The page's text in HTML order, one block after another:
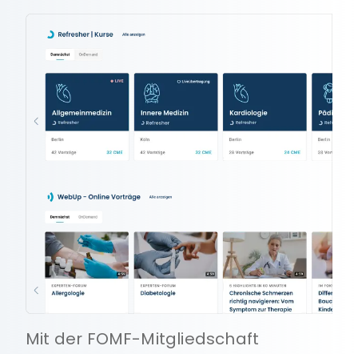
Mit der FOMF-Mitgliedschaft